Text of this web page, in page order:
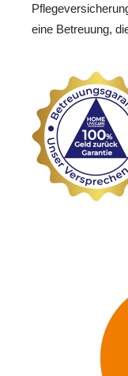
eine Betreuung,